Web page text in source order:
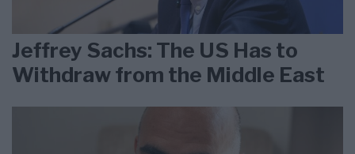
Jeffrey Sachs: The US Has to
Withdraw from the Middle East